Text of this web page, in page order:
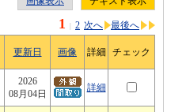
1 2 次へ 最後へ
更新日 画像 詳細 チェック
2026
08月04日
詳細